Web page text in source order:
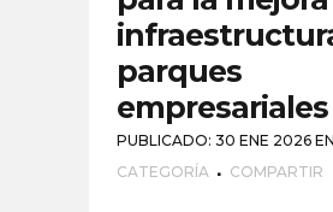
parques
empresariales
PUBLICADO: 30 ENE 2026 EN
CATEGORÍA
COMPARTIR